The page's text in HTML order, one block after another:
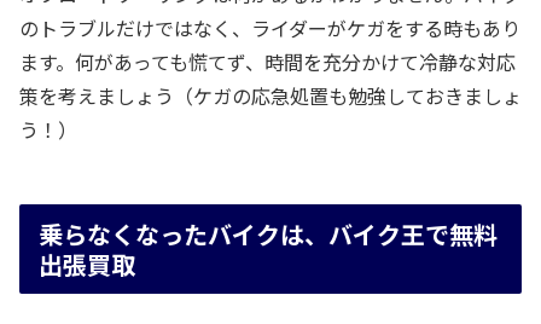
のトラブルだけではなく、ライダーがケガをする時もあり
ます。何があっても慌てず、時間を充分かけて冷静な対応
策を考えましょう（ケガの応急処置も勉強しておきましょ
う！）
乗らなくなったバイクは、バイク王で無料
出張買取